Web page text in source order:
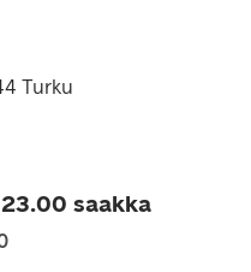
Turku
saakka